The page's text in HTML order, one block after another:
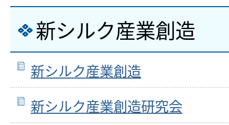
新シルク産業創造
新シルク産業創造
新シルク産業創造研究会